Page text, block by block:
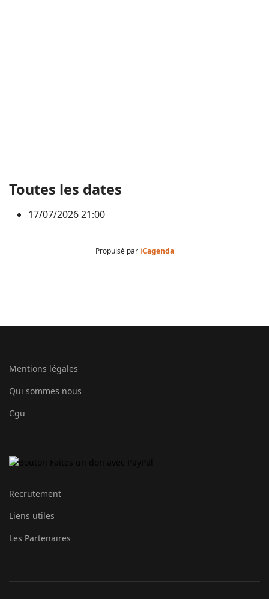
Toutes les dates
17/07/202621:00
Propulsé par iCagenda
Mentions légales
Qui sommes nous
Cgu
Recrutement
Liens utiles
Les Partenaires